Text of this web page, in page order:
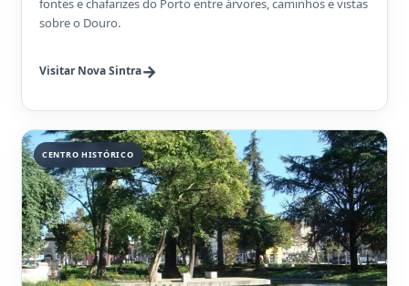
sobre o Douro.
Visitar Nova Sintra
CENTRO HISTÓRICO